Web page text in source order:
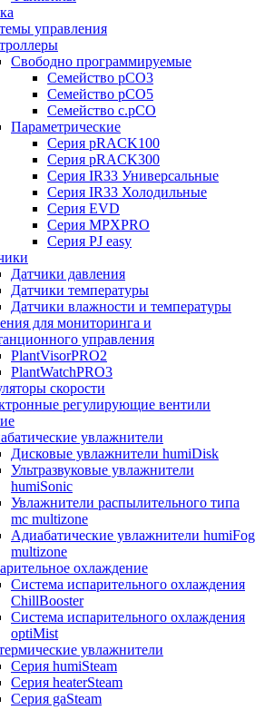
управления
Свободно программируемые
Семейство pCO3
Семейство pCO5
Семейство c.pCO
Параметрические
Серия pRACK100
Серия pRACK300
Серия IR33 Универсальные
Серия IR33 Холодильные
Серия EVD
Серия MPXPRO
Серия PJ easy
Датчики давления
Датчики температуры
Датчики влажности и температуры
для мониторинга и
управления
PlantVisorPRO2
PlantWatchPRO3
скорости
регулирующие вентили
увлажнители
Дисковые увлажнители humiDisk
Ультразвуковые увлажнители
humiSonic
Увлажнители распылительного типа
mc multizone
Адиабатические увлажнители humiFog
multizone
охлаждение
Система испарительного охлаждения
ChillBooster
Система испарительного охлаждения
optiMist
увлажнители
Серия humiSteam
Серия heaterSteam
Серия gaSteam